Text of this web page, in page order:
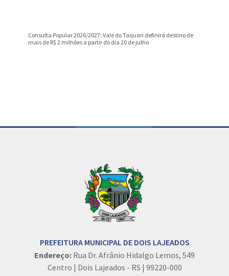
Consulta Popular 2026/2027: Vale do Taquari definirá destino de
mais de R$ 2 milhões a partir do dia 20 de julho
PREFEITURA MUNICIPAL DE DOIS LAJEADOS
Endereço: Rua Dr. Afrânio Hidalgo Lemos, 549
Centro | Dois Lajeados - RS | 99220-000